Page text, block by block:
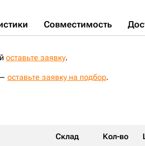
Совместимость
оставьте заявку.
оставьте заявку на подбор.
Склад Кол-во